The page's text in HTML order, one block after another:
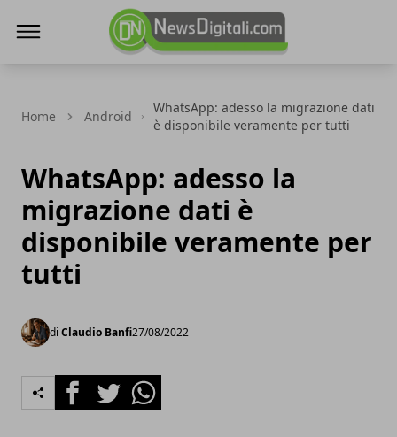
Home Android
WhatsApp: adesso la migrazione dati
è disponibile veramente per tutti
WhatsApp: adesso la
migrazione dati è
disponibile veramente per
tutti
di Claudio Banfi27/08/2022
FacebookTwitterWhatsapp